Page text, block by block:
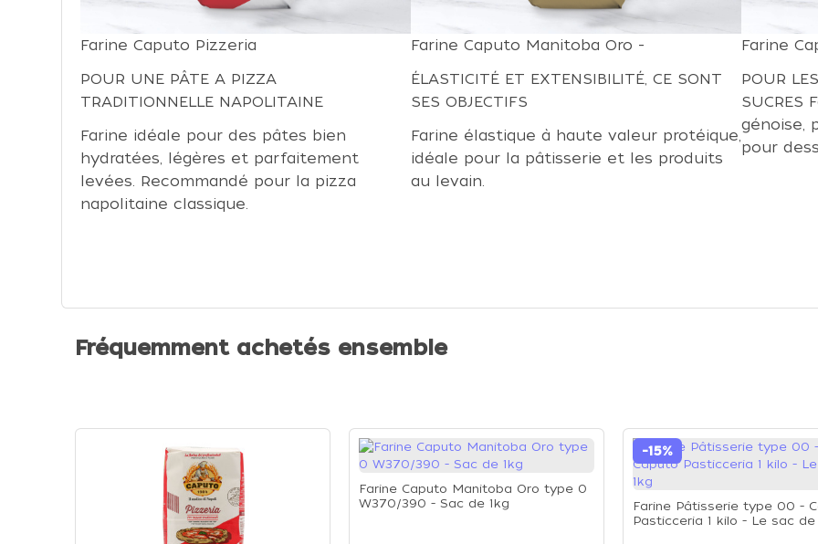
Farine Caputo Pizzeria
POUR UNE PÂTE A PIZZA
TRADITIONNELLE NAPOLITAINE
Farine idéale pour des pâtes bien
hydratées, légères et parfaitement
levées. Recommandé pour la pizza
napolitaine classique.
Farine Caputo Manitoba Oro -
ÉLASTICITÉ ET EXTENSIBILITÉ, CE SONT
SES OBJECTIFS
Farine élastique à haute valeur protéique,
idéale pour la pâtisserie et les produits
au levain.
Farine
POUR
SUCRES
génoise,
pour
Fréquemment achetés ensemble
Farine Caputo Manitoba Oro type 0
W370/390 - Sac de 1kg
-15%
Farine Pâtisserie type 00 -
Pasticceria 1 kilo - Le sac de